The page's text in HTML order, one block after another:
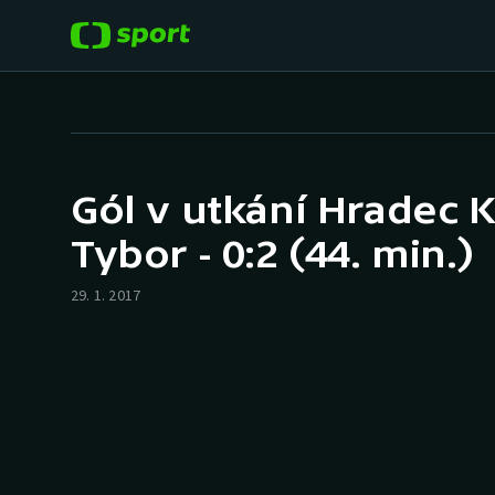
Hokej
Tenis
Baseball a softbal
Basketbal
Gól v utkání Hradec
Tybor - 0:2 (44. min.)
29. 1. 2017